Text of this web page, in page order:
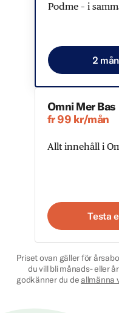
Podme – i
2
Omni Mer Bas
fr 99 kr/mån
Allt innehåll i
Testa
Priset ovan gäller för
du vill bli månads- eller
godkänner du deallmänna